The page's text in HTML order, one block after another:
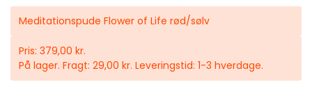
Meditationspude Flower of Life rød/sølv
Pris: 379,00 kr.
På lager. Fragt: 29,00 kr. Leveringstid: 1-3 hverdage.